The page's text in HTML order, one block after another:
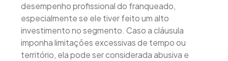
desempenho profissional do franqueado,
especialmente se ele tiver feito um alto
investimento no segmento. Caso a cláusula
imponha limitações excessivas de tempo ou
território, ela pode ser considerada abusiva e